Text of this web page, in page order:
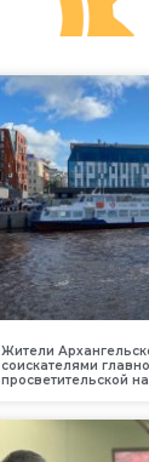
Жители
соискателями
просветительской